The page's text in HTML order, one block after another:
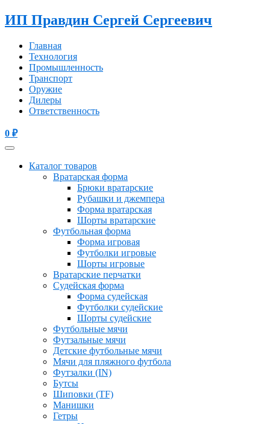
ИП Правдин Сергей Сергеевич
Главная
Технология
Промышленность
Транспорт
Оружие
Дилеры
Ответственность
0 ₽
Каталог товаров
Вратарская форма
Брюки вратарские
Рубашки и джемпера
Форма вратарская
Шорты вратарские
Футбольная форма
Форма игровая
Футболки игровые
Шорты игровые
Вратарские перчатки
Судейская форма
Форма судейская
Футболки судейские
Шорты судейские
Футбольные мячи
Футзальные мячи
Детские футбольные мячи
Мячи для пляжного футбола
Футзалки (IN)
Бутсы
Шиповки (TF)
Манишки
Гетры